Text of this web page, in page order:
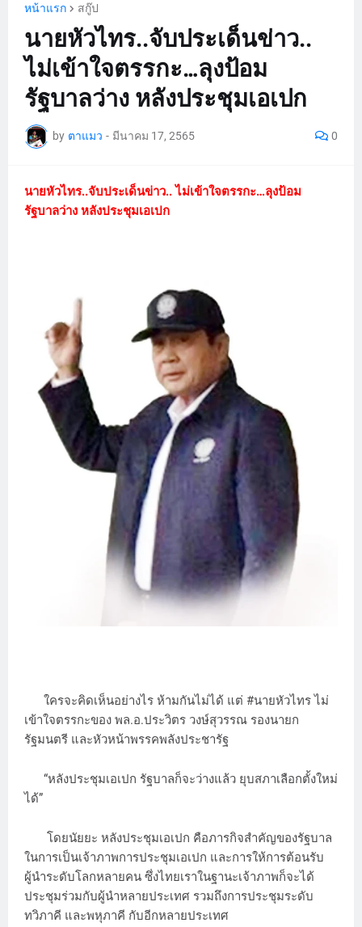
หน้าแรก สกู๊ป
นายหัวไทร..จับประเด็นข่าว..
ไม่เข้าใจตรรกะ…ลุงป้อม
รัฐบาลว่าง หลังประชุมเอเปก
by ตาแมว - มีนาคม 17, 2565 0
นายหัวไทร..จับประเด็นข่าว.. ไม่เข้าใจตรรกะ…ลุงป้อม
รัฐบาลว่าง หลังประชุมเอเปก
ใครจะคิดเห็นอย่างไร ห้ามกันไม่ได้ แต่ #นายหัวไทร ไม่
เข้าใจตรรกะของ พล.อ.ประวิตร วงษ์สุวรรณ รองนายก
รัฐมนตรี และหัวหน้าพรรคพลังประชารัฐ
“หลังประชุมเอเปก รัฐบาลก็จะว่างแล้ว ยุบสภาเลือกตั้งใหม่
ได้”
โดยนัยยะ หลังประชุมเอเปก คือภารกิจสำคัญของรัฐบาล
ในการเป็นเจ้าภาพการประชุมเอเปก และการให้การต้อนรับ
ผู้นำระดับโลกหลายคน ซึ่งไทยเราในฐานะเจ้าภาพก็จะได้
ประชุมร่วมกับผู้นำหลายประเทศ รวมถึงการประชุมระดับ
ทวิภาคี และพหุภาคี กับอีกหลายประเทศ